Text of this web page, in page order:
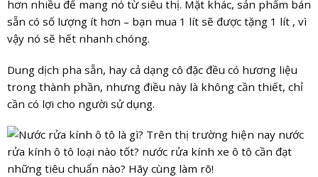
hơn nhiều để mang nó từ siêu thị. Mặt khác, sản phẩm bán
sẵn có số lượng ít hơn – bạn mua 1 lít sẽ được tặng 1 lít , vì
vậy nó sẽ hết nhanh chóng.
Dung dịch pha sẵn, hay cả dạng cô đặc đều có hương liệu
trong thành phần, nhưng điều này là không cần thiết, chỉ
cần có lợi cho người sử dụng.